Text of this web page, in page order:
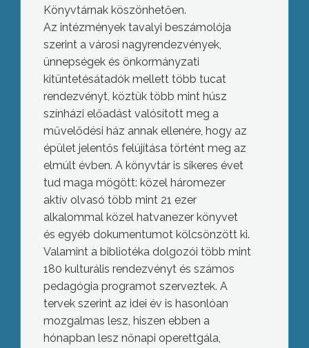
Könyvtárnak köszönhetően.
Az intézmények tavalyi beszámolója
szerint a városi nagyrendezvények,
ünnepségek és önkormányzati
kitüntetésátadók mellett több tucat
rendezvényt, köztük több mint húsz
színházi előadást valósított meg a
művelődési ház annak ellenére, hogy az
épület jelentős felújítása történt meg az
elmúlt évben. A könyvtár is sikeres évet
tud maga mögött: közel háromezer
aktív olvasó több mint 21 ezer
alkalommal közel hatvanezer könyvet
és egyéb dokumentumot kölcsönzött ki.
Valamint a bibliotéka dolgozói több mint
180 kulturális rendezvényt és számos
pedagógia programot szerveztek. A
tervek szerint az idei év is hasonlóan
mozgalmas lesz, hiszen ebben a
hónapban lesz nőnapi operettgála,